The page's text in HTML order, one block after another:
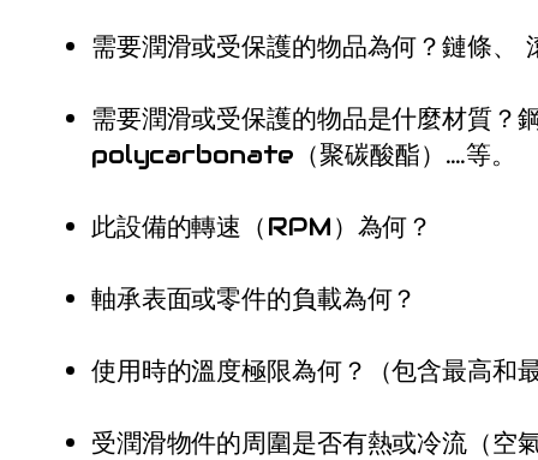
需要潤滑或受保護的物品為何？鏈條、
需要潤滑或受保護的物品是什麼材質
polycarbonate（聚碳酸酯）….等。
此設備的轉速（RPM）為何？
軸承表面或零件的負載為何？
使用時的溫度極限為何？（包含最高和
受潤滑物件的周圍是否有熱或冷流（空